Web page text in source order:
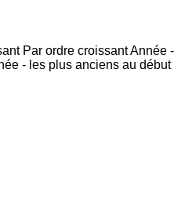
Par ordre croissantAnnée -
- les plus anciens au début